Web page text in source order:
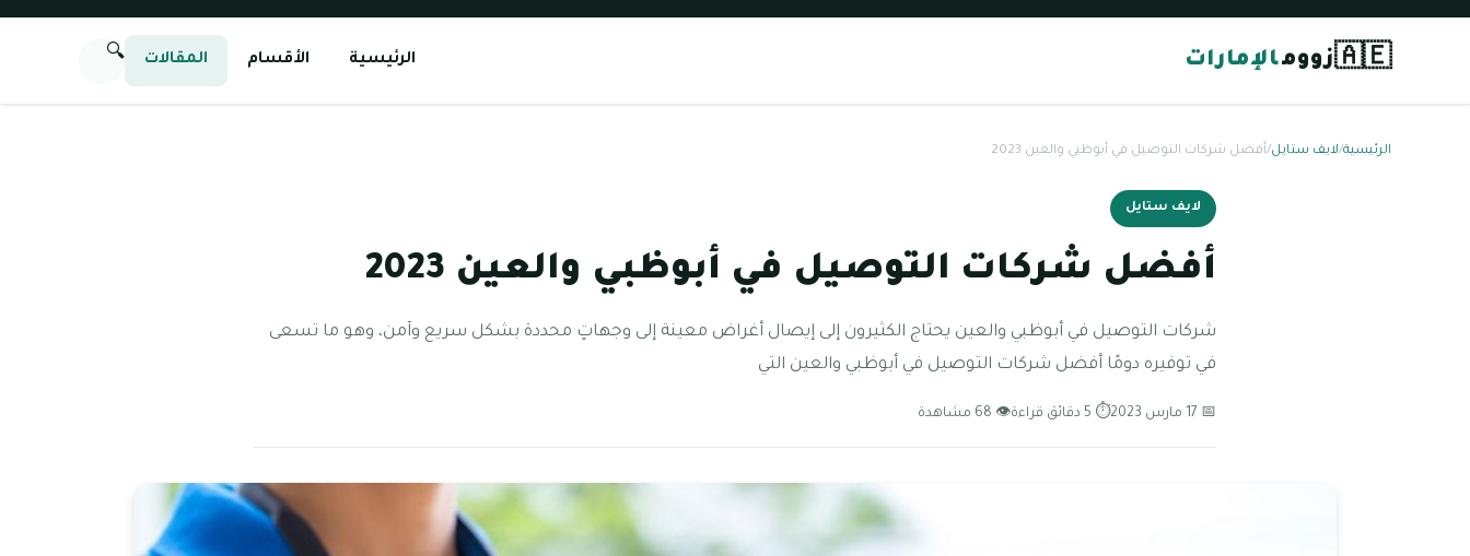
🇦🇪زوومالإمارات الرئيسية الأقسام المقالات 🔍
الرئيسية/لايف ستايل/أفضل شركات التوصيل في أبوظبي والعين 2023
لايف ستايل
أفضل شركات التوصيل في أبوظبي والعين 2023
شركات التوصيل في أبوظبي والعين يحتاج الكثيرون إلى إيصال أغراض معينة إلى وجهاتٍ محددة بشكل سريع وآمن، وهو ما تسعى
في توفيره دومًا أفضل شركات التوصيل في أبوظبي والعين التي
📅 17 مارس 2023 ⏱ 5 دقائق قراءة 👁 68 مشاهدة